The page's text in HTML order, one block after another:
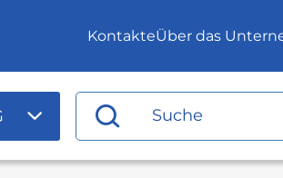
KontakteÜber das